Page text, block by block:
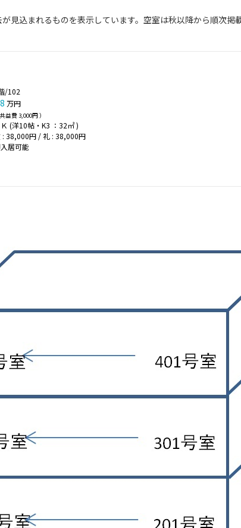
⾒込まれるものを表⽰しています。空室は秋以降から順次掲
/102
万円
共益費 3,000円 ）
Ｋ (洋10帖・K3 ：32㎡ )
: 38,000円 / 礼 : 38,000円
居可能